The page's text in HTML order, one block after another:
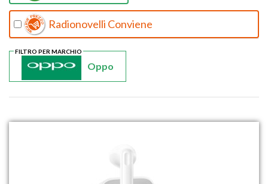
Radionovelli Conviene
Oppo
FILTRO PER MARCHIO